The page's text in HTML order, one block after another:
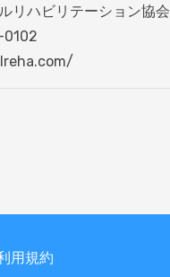
リハビリテーション協会
用規約